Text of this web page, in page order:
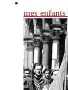
mes enfants